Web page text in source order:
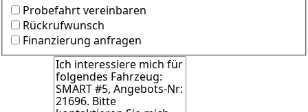
Probefahrt vereinbaren
Rückrufwunsch
Finanzierung anfragen